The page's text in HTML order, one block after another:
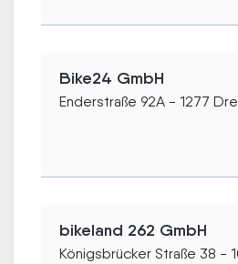
Bike24 GmbH
Enderstraße 92A - 1277
bikeland 262 GmbH
Königsbrücker Straße 38 -